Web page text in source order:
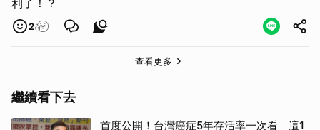
利了！？
2
查看更多
繼續看下去
首度公開！台灣癌症5年存活率一次看 這1